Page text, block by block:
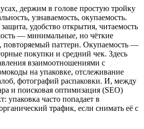
держим в голове простую тройку
узнаваемость, окупаемость.
удобство открытия, читаемость
— минимальные, но чёткие
повторяемый паттерн. Окупаемость —
покупки и средний чек. Здесь
взаимоотношениями с
на упаковке, отслеживание
фотографий распаковки. И, между
и поисковая оптимизация (SEO)
упаковка часто попадает в
трафик, если снимать её с